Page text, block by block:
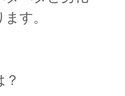
す。